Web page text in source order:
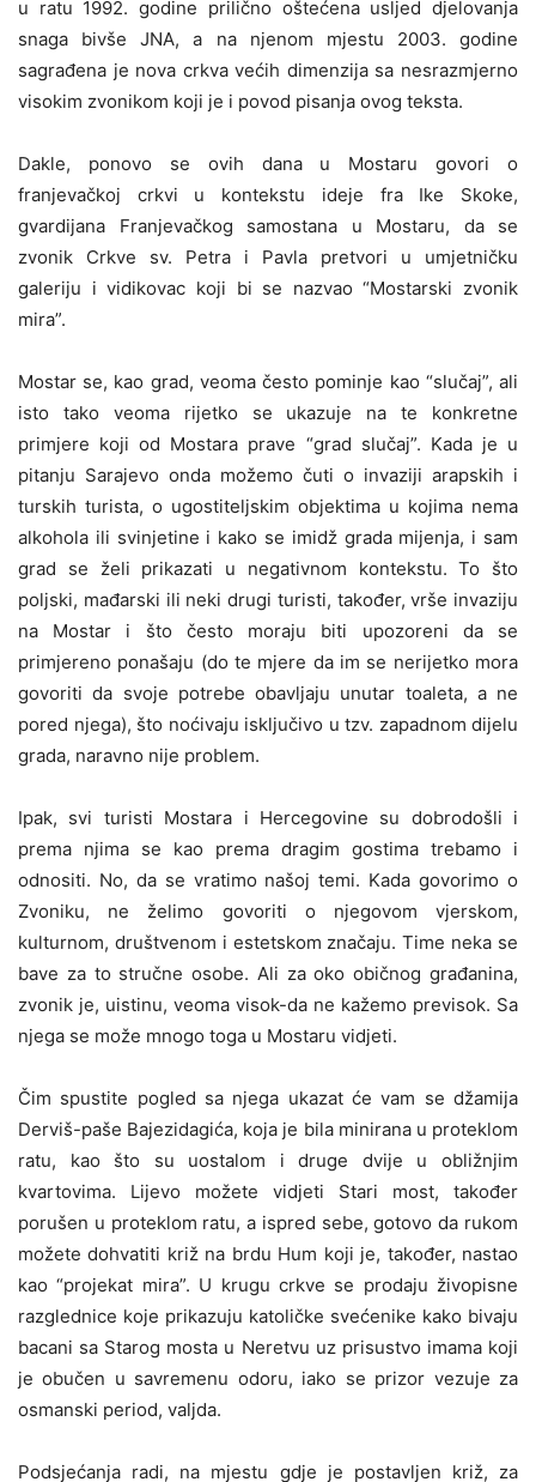
u ratu 1992. godine prilično oštećena usljed djelovanja
snaga bivše JNA, a na njenom mjestu 2003. godine
sagrađena je nova crkva većih dimenzija sa nesrazmjerno
visokim zvonikom koji je i povod pisanja ovog teksta.
Dakle, ponovo se ovih dana u Mostaru govori o
franjevačkoj crkvi u kontekstu ideje fra Ike Skoke,
gvardijana Franjevačkog samostana u Mostaru, da se
zvonik Crkve sv. Petra i Pavla pretvori u umjetničku
galeriju i vidikovac koji bi se nazvao “Mostarski zvonik
mira”.
Mostar se, kao grad, veoma često pominje kao “slučaj”, ali
isto tako veoma rijetko se ukazuje na te konkretne
primjere koji od Mostara prave “grad slučaj”. Kada je u
pitanju Sarajevo onda možemo čuti o invaziji arapskih i
turskih turista, o ugostiteljskim objektima u kojima nema
alkohola ili svinjetine i kako se imidž grada mijenja, i sam
grad se želi prikazati u negativnom kontekstu. To što
poljski, mađarski ili neki drugi turisti, također, vrše invaziju
na Mostar i što često moraju biti upozoreni da se
primjereno ponašaju (do te mjere da im se nerijetko mora
govoriti da svoje potrebe obavljaju unutar toaleta, a ne
pored njega), što noćivaju isključivo u tzv. zapadnom dijelu
grada, naravno nije problem.
Ipak, svi turisti Mostara i Hercegovine su dobrodošli i
prema njima se kao prema dragim gostima trebamo i
odnositi. No, da se vratimo našoj temi. Kada govorimo o
Zvoniku, ne želimo govoriti o njegovom vjerskom,
kulturnom, društvenom i estetskom značaju. Time neka se
bave za to stručne osobe. Ali za oko običnog građanina,
zvonik je, uistinu, veoma visok-da ne kažemo previsok. Sa
njega se može mnogo toga u Mostaru vidjeti.
Čim spustite pogled sa njega ukazat će vam se džamija
Derviš-paše Bajezidagića, koja je bila minirana u proteklom
ratu, kao što su uostalom i druge dvije u obližnjim
kvartovima. Lijevo možete vidjeti Stari most, također
porušen u proteklom ratu, a ispred sebe, gotovo da rukom
možete dohvatiti križ na brdu Hum koji je, također, nastao
kao “projekat mira”. U krugu crkve se prodaju živopisne
razglednice koje prikazuju katoličke svećenike kako bivaju
bacani sa Starog mosta u Neretvu uz prisustvo imama koji
je obučen u savremenu odoru, iako se prizor vezuje za
osmanski period, valjda.
Podsjećanja radi, na mjestu gdje je postavljen križ, za